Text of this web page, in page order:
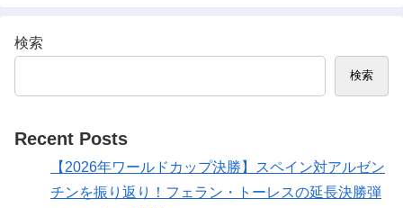
検索
検索
Recent Posts
【2026年ワールドカップ決勝】スペイン対アルゼン
チンを振り返り！フェラン・トーレスの延長決勝弾